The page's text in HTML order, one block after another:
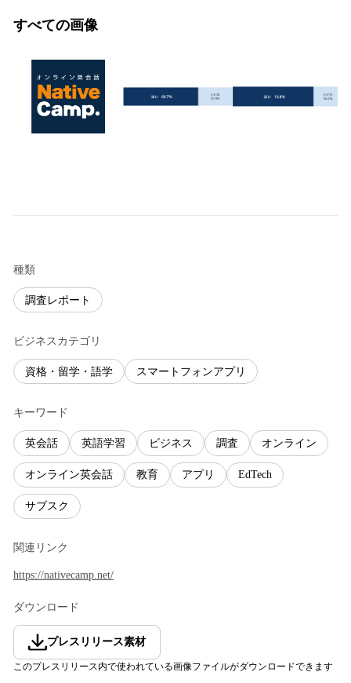
すべての画像
種類
調査レポート
ビジネスカテゴリ
資格・留学・語学 スマートフォンアプリ
キーワード
英会話 英語学習 ビジネス 調査 オンライン
オンライン英会話 教育 アプリ EdTech
サブスク
関連リンク
https://nativecamp.net/
ダウンロード
プレスリリース素材
このプレスリリース内で使われている画像ファイルがダウンロードできます